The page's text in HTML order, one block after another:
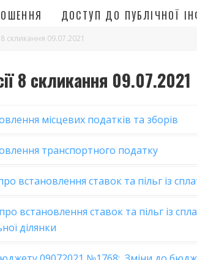
ДОСТУП ДО ПУБЛІЧНОЇ
скликання 09.07.2021
8 скликання 09.07.2021
місцевих податків та зборів
транспортного податку
встановлення ставок та пільг із
встановлення ставок та пільг із
ділянки